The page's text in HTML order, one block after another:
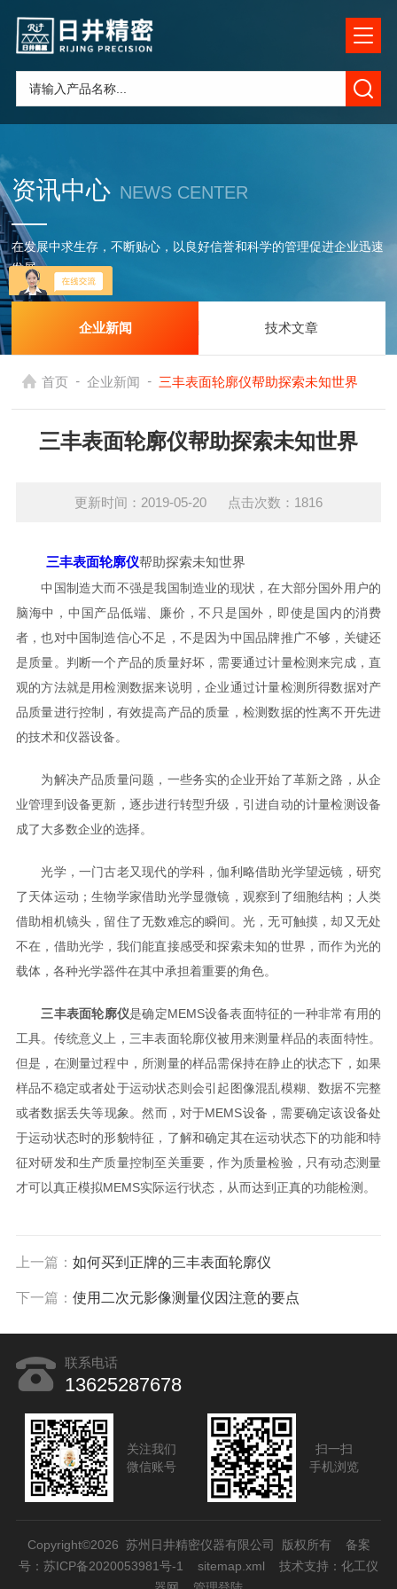
资讯中心 NEWS CENTER
在发展中求生存，不断贴心，以良好信誉和科学的管理促进企业迅速
发展
企业新闻 技术文章
首页 - 企业新闻 - 三丰表面轮廓仪帮助探索未知世界
三丰表面轮廓仪帮助探索未知世界
更新时间：2019-05-20 点击次数：1816
三丰表面轮廓仪帮助探索未知世界
中国制造大而不强是我国制造业的现状，在大部分国外用户的
脑海中，中国产品低端、廉价，不只是国外，即使是国内的消费
者，也对中国制造信心不足，不是因为中国品牌推广不够，关键还
是质量。判断一个产品的质量好坏，需要通过计量检测来完成，直
观的方法就是用检测数据来说明，企业通过计量检测所得数据对产
品质量进行控制，有效提高产品的质量，检测数据的性离不开先进
的技术和仪器设备。
为解决产品质量问题，一些务实的企业开始了革新之路，从企
业管理到设备更新，逐步进行转型升级，引进自动的计量检测设备
成了大多数企业的选择。
光学，一门古老又现代的学科，伽利略借助光学望远镜，研究
了天体运动；生物学家借助光学显微镜，观察到了细胞结构；人类
借助相机镜头，留住了无数难忘的瞬间。光，无可触摸，却又无处
不在，借助光学，我们能直接感受和探索未知的世界，而作为光的
载体，各种光学器件在其中承担着重要的角色。
三丰表面轮廓仪是确定MEMS设备表面特征的一种非常有用的
工具。传统意义上，三丰表面轮廓仪被用来测量样品的表面特性。
但是，在测量过程中，所测量的样品需保持在静止的状态下，如果
样品不稳定或者处于运动状态则会引起图像混乱模糊、数据不完整
或者数据丢失等现象。然而，对于MEMS设备，需要确定该设备处
于运动状态时的形貌特征，了解和确定其在运动状态下的功能和特
征对研发和生产质量控制至关重要，作为质量检验，只有动态测量
才可以真正模拟MEMS实际运行状态，从而达到正真的功能检测。
上一篇： 如何买到正牌的三丰表面轮廓仪
下一篇： 使用二次元影像测量仪因注意的要点
联系电话
13625287678
关注我们
微信账号
扫一扫
手机浏览
Copyright©2026 苏州日井精密仪器有限公司 版权所有 备案
号：苏ICP备2020053981号-1
sitemap.xml 技术支持： 化工仪